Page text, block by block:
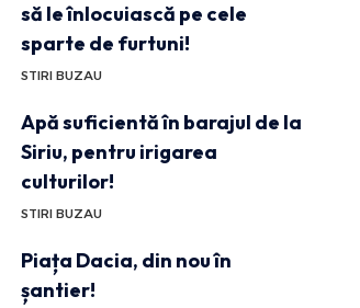
să le înlocuiască pe cele
sparte de furtuni!
STIRI BUZAU
Apă suficientă în barajul de la
Siriu, pentru irigarea
culturilor!
STIRI BUZAU
Piața Dacia, din nou în
șantier!